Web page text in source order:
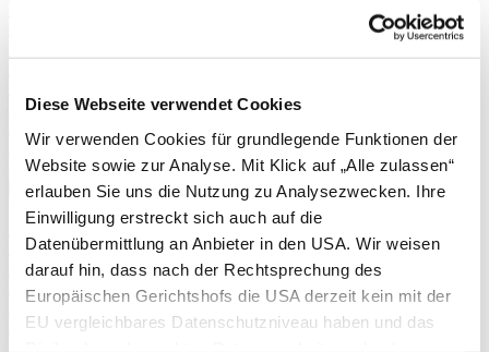
Diese Webseite verwendet Cookies
Wir verwenden Cookies für grundlegende Funktionen der
Website sowie zur Analyse. Mit Klick auf „Alle zulassen“
erlauben Sie uns die Nutzung zu Analysezwecken. Ihre
Einwilligung erstreckt sich auch auf die
Datenübermittlung an Anbieter in den USA. Wir weisen
darauf hin, dass nach der Rechtsprechung des
Europäischen Gerichtshofs die USA derzeit kein mit der
EU vergleichbares Datenschutzniveau haben und das
Sensen & Sicheln
Kleingeräte
Stiele & Zubehör
Mehr anzeigen >>
Weitere
Spaten
Sauzähne
Grubber
Schaufeln
Rechen
Fugenreiniger